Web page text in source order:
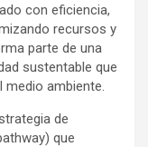
con eficiencia,
recursos y
parte de una
sustentable que
ambiente.
de
que